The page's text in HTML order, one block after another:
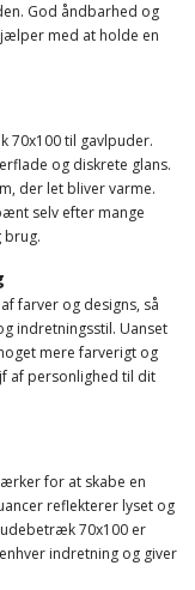
God åndbarhed og
med at holde en
70x100 til gavlpuder.
og diskrete glans.
der let bliver varme.
selv efter mange
brug.
farver og designs, så
indretningsstil. Uanset
mere farverigt og
af personlighed til dit
for at skabe en
reflekterer lyset og
70x100 er
indretning og giver